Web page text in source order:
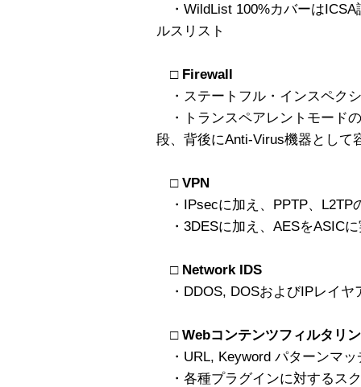
・WildList 100%カバーはICSA
ルスリスト
□ Firewall
・ステートフル・インスペク
・トランスペアレントモード
段、背後にAnti-Virus機器として
□ VPN
・IPsecに加え、PPTP、L2TP
・3DESに加え、AESをASIC
□ Network IDS
・DDOS, DOSおよびIPレイヤ
□ Webコンテンツフィルタリ
・URL, Keyword パターンマ
・各種プラグインに対するス